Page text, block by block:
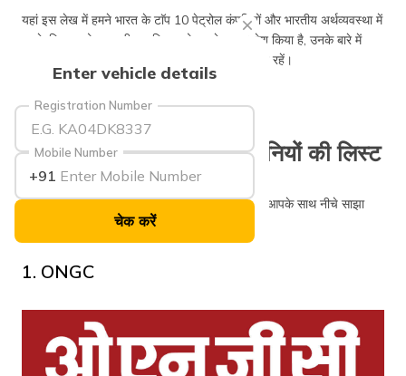
Enter vehicle details
Registration Number
Mobile Number
+91
चेक करें
यहां इस लेख में हमने भारत के टाॅप 10 पेट्रोल कंपनियों और भारतीय अर्थव्यवस्था में
उनके दिए गए योगदान की एक लिस्ट को आपके सामने पेश किया है, उनके बारे में
अधिक जानने के लिए हमारे साथ इस लेख के अंत तक बने रहें।
भारत में 10 प्रमुख पेट्रोल कंपनियों की लिस्ट
भारत के 10 प्रमुख पेट्रोल पंप कंपनियों का एक उल्लेख आपके साथ नीचे साझा
1. ONGC